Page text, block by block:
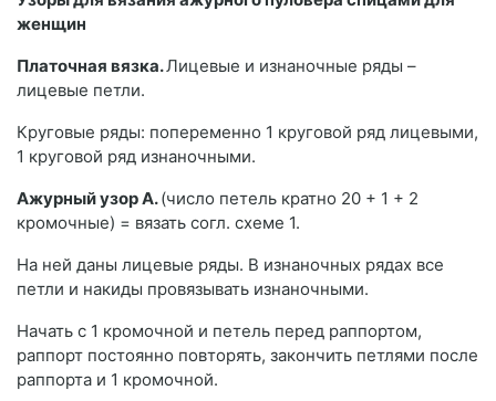
женщин
Платочная вязка.Лицевые и изнаночные ряды –
лицевые петли.
Круговые ряды: попеременно 1 круговой ряд лицевыми,
1 круговой ряд изнаночными.
Ажурный узор А.(число петель кратно 20 + 1 + 2
кромочные) = вязать согл. схеме 1.
На ней даны лицевые ряды. В изнаночных рядах все
петли и накиды провязывать изнаночными.
Начать с 1 кромочной и петель перед раппортом,
раппорт постоянно повторять, закончить петлями после
раппорта и 1 кромочной.